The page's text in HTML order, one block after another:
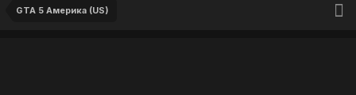
GTA 5 Америка (US)